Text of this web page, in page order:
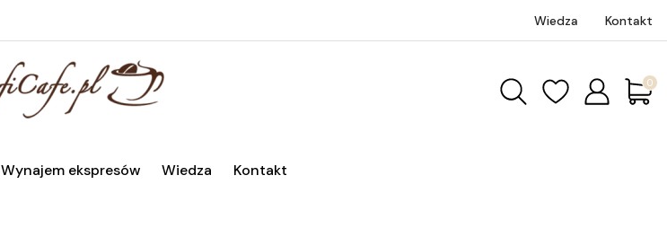
Wiedza Kontakt
Wynajem ekspresów Wiedza Kontakt